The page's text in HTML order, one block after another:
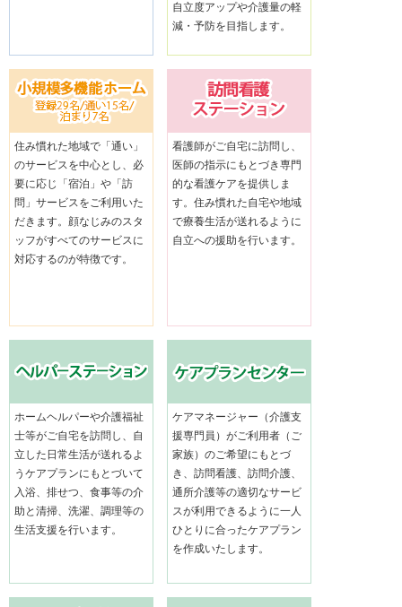
自立度アップや介護量の軽
減・予防を目指します。
住み慣れた地域で「通い」
のサービスを中心とし、必
要に応じ「宿泊」や「訪
問」サービスをご利用いた
だきます。顔なじみのスタ
ッフがすべてのサービスに
対応するのが特徴です。
看護師がご自宅に訪問し、
医師の指示にもとづき専門
的な看護ケアを提供しま
す。住み慣れた自宅や地域
で療養生活が送れるように
自立への援助を行います。
ホームヘルパーや介護福祉
士等がご自宅を訪問し、自
立した日常生活が送れるよ
うケアプランにもとづいて
入浴、排せつ、食事等の介
助と清掃、洗濯、調理等の
生活支援を行います。
ケアマネージャー（介護支
援専門員）がご利用者（ご
家族）のご希望にもとづ
き、訪問看護、訪問介護、
通所介護等の適切なサービ
スが利用できるように一人
ひとりに合ったケアプラン
を作成いたします。